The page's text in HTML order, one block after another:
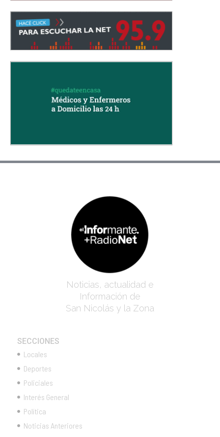
Noticias, actualidad e
Información de
San Nicolás y la Zona
SECCIONES
Locales
Deportes
Policiales
Interés General
Política
Noticias Anteriores